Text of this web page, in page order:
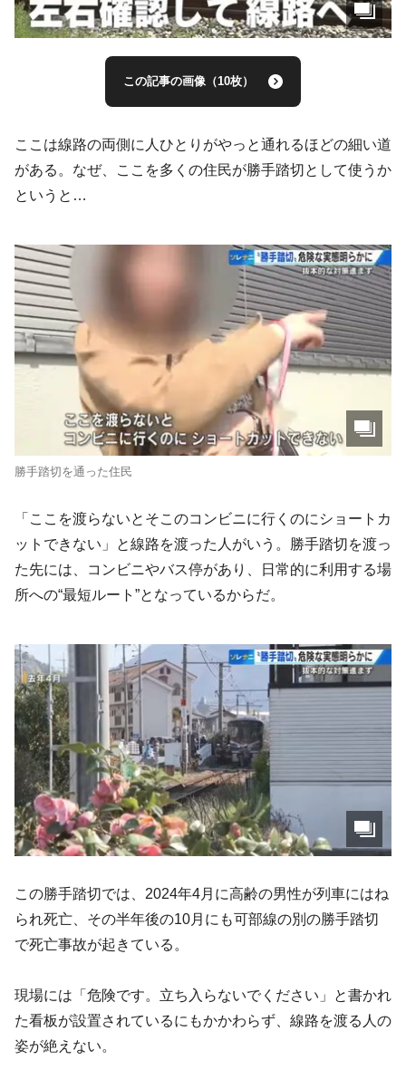
この記事の画像（10枚）
ここは線路の両側に人ひとりがやっと通れるほどの細い道
がある。なぜ、ここを多くの住民が勝手踏切として使うか
というと…
勝手踏切を通った住民
「ここを渡らないとそこのコンビニに行くのにショートカ
ットできない」と線路を渡った人がいう。勝手踏切を渡っ
た先には、コンビニやバス停があり、日常的に利用する場
所への“最短ルート”となっているからだ。
この勝手踏切では、2024年4月に高齢の男性が列車にはね
られ死亡、その半年後の10月にも可部線の別の勝手踏切
で死亡事故が起きている。
現場には「危険です。立ち入らないでください」と書かれ
た看板が設置されているにもかかわらず、線路を渡る人の
姿が絶えない。